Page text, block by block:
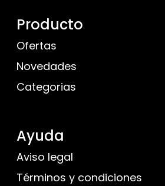
Producto
Ofertas
Novedades
Categorias
Ayuda
Aviso legal
Términos y condiciones